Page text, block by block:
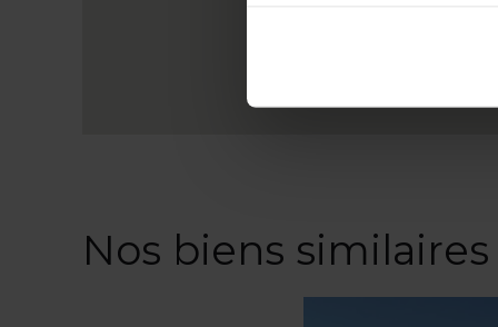
Nos biens similaires